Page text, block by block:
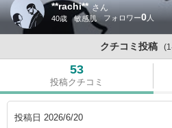
**rachi** さん
40歳 敏感肌 0
クチコミ投稿
53
投稿クチコミ
投稿日 2026/6/20